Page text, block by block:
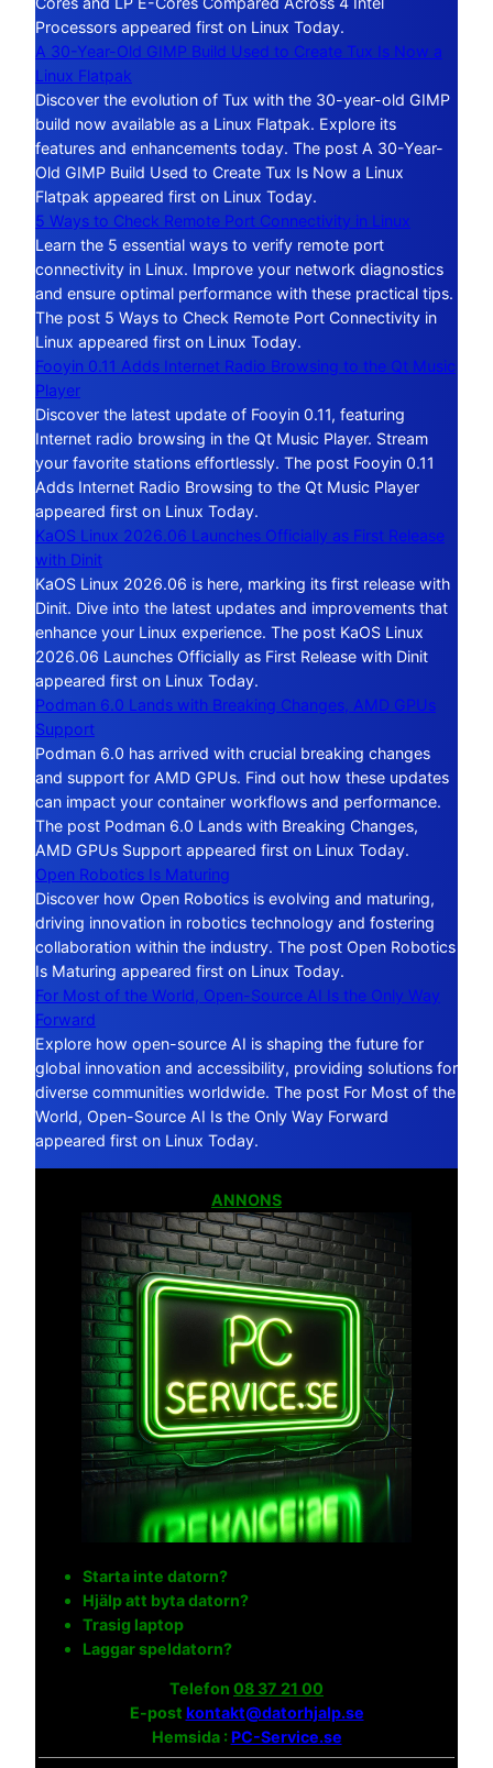
Processors appeared first on Linux Today.
A 30-Year-Old GIMP Build Used to Create Tux Is Now a
Linux Flatpak
Discover the evolution of Tux with the 30-year-old GIMP
build now available as a Linux Flatpak. Explore its
features and enhancements today. The post A 30-Year-
Old GIMP Build Used to Create Tux Is Now a Linux
Flatpak appeared first on Linux Today.
5 Ways to Check Remote Port Connectivity in Linux
Learn the 5 essential ways to verify remote port
connectivity in Linux. Improve your network diagnostics
and ensure optimal performance with these practical tips.
The post 5 Ways to Check Remote Port Connectivity in
Linux appeared first on Linux Today.
Fooyin 0.11 Adds Internet Radio Browsing to the Qt Music
Player
Discover the latest update of Fooyin 0.11, featuring
Internet radio browsing in the Qt Music Player. Stream
your favorite stations effortlessly. The post Fooyin 0.11
Adds Internet Radio Browsing to the Qt Music Player
appeared first on Linux Today.
KaOS Linux 2026.06 Launches Officially as First Release
with Dinit
KaOS Linux 2026.06 is here, marking its first release with
Dinit. Dive into the latest updates and improvements that
enhance your Linux experience. The post KaOS Linux
2026.06 Launches Officially as First Release with Dinit
appeared first on Linux Today.
Podman 6.0 Lands with Breaking Changes, AMD GPUs
Support
Podman 6.0 has arrived with crucial breaking changes
and support for AMD GPUs. Find out how these updates
can impact your container workflows and performance.
The post Podman 6.0 Lands with Breaking Changes,
AMD GPUs Support appeared first on Linux Today.
Open Robotics Is Maturing
Discover how Open Robotics is evolving and maturing,
driving innovation in robotics technology and fostering
collaboration within the industry. The post Open Robotics
Is Maturing appeared first on Linux Today.
For Most of the World, Open-Source AI Is the Only Way
Forward
Explore how open-source AI is shaping the future for
global innovation and accessibility, providing solutions for
diverse communities worldwide. The post For Most of the
World, Open-Source AI Is the Only Way Forward
appeared first on Linux Today.
ANNONS
Starta inte datorn?
Hjälp att byta datorn?
Trasig laptop
Laggar speldatorn?
Telefon 08 37 21 00
E-post kontakt@datorhjalp.se
Hemsida :PC-Service.se